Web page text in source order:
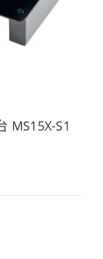
MS15X-S1